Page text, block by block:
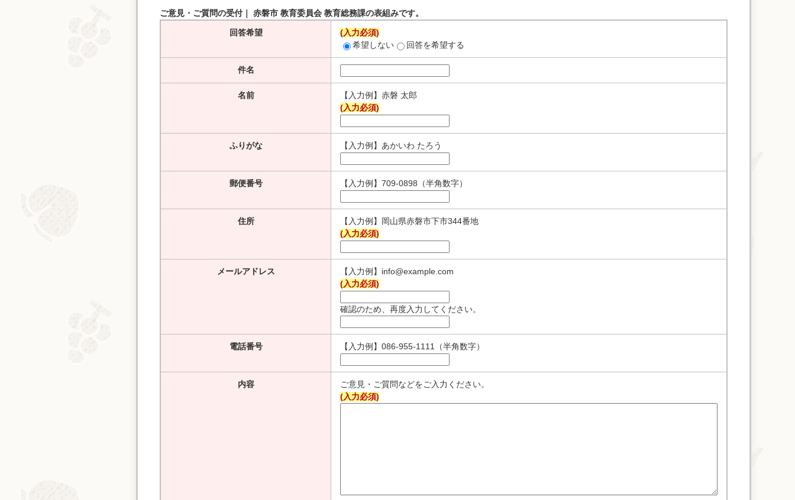
ご意見・ご質問の受付｜ 赤磐市 教育委員会 教育総務課の表組みです。
回答希望
(入力必須)
希望しない
回答を希望する
件名
名前
【入力例】赤磐 太郎
(入力必須)
ふりがな 【入力例】あかいわ たろう
郵便番号 【入力例】709-0898（半角数字）
住所
【入力例】岡山県赤磐市下市344番地
(入力必須)
メールアドレス
【入力例】info@example.com
(入力必須)
確認のため、再度入力してください。
電話番号 【入力例】086-955-1111（半角数字）
内容
ご意見・ご質問などをご入力ください。
(入力必須)